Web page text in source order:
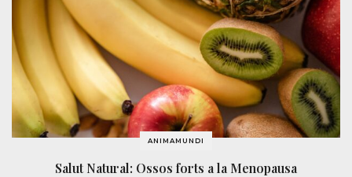
ANIMAMUNDI
Salut Natural: Ossos forts a la Menopausa